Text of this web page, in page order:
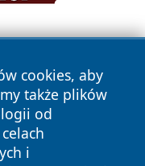
cookies, aby
także plików
od
i
prawa